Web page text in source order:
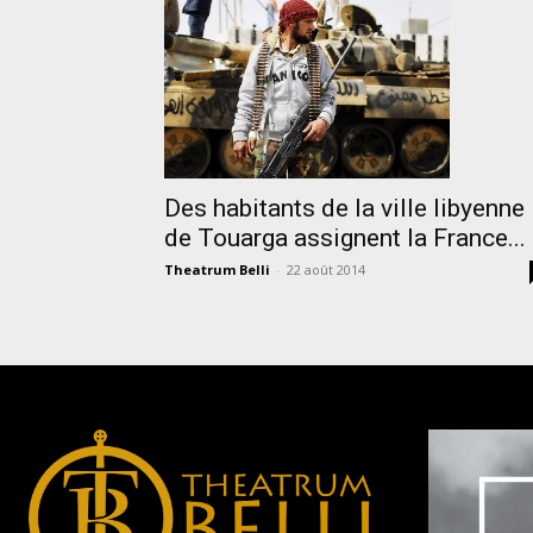
Des habitants de la ville libyenne
de Touarga assignent la France...
Theatrum Belli - 22 août 2014